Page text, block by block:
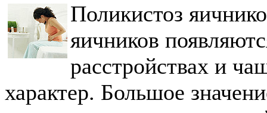
Поликистоз
яичников
расстройствах и
характер. Большое